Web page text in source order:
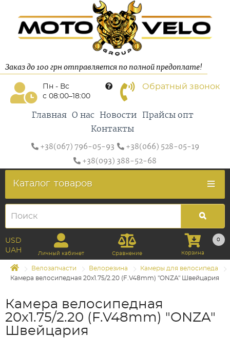
Заказ до 100 грн отправляется по полной предоплате!
Пн - Вс
с 08:00–18:00
Обратный звонок
Главная О нас Новости
Прайсы опт
Контакты
+38(067) 796-05-93
+38(066) 528-05-19
+38(093) 388-52-68
Каталог товаров
USD
UAH
Личный кабинет Сравнение
0
Корзина
Велозапчасти Велорезина
Камеры для велосипеда
Камера велосипедная 20x1.75/2.20 (F.V48mm) "ONZA" Швейцария
Камера велосипедная
20x1.75/2.20 (F.V48mm) "ONZA"
Швейцария